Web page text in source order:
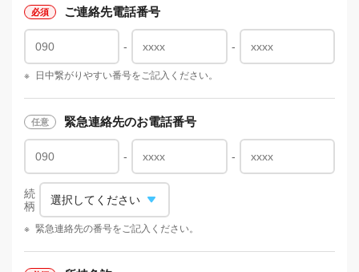
ご連絡先電話番号
- -
※ 日中繋がりやすい番号をご記入ください。
緊急連絡先のお電話番号
- -
続
柄
※ 緊急連絡先の番号をご記入ください。